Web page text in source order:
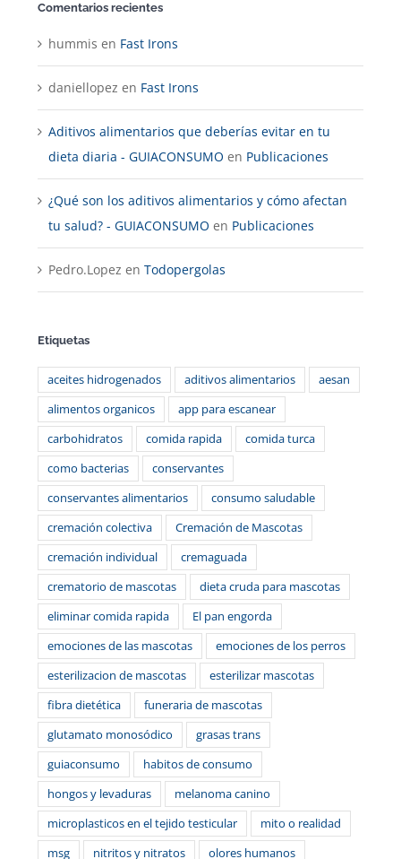
Comentarios recientes
hummis en Fast Irons
daniellopez en Fast Irons
Aditivos alimentarios que deberías evitar en tu
dieta diaria - GUIACONSUMO en Publicaciones
¿Qué son los aditivos alimentarios y cómo afectan
tu salud? - GUIACONSUMO en Publicaciones
Pedro.Lopez en Todopergolas
Etiquetas
aceites hidrogenados aditivos alimentarios
aesan
alimentos organicos
app para escanear
carbohidratos
comida rapida
comida turca
como bacterias
conservantes
conservantes alimentarios
consumo saludable
cremación colectiva
Cremación de Mascotas
cremación individual
cremaguada
crematorio de mascotas
dieta cruda para mascotas
eliminar comida rapida
El pan engorda
emociones de las mascotas
emociones de los perros
esterilizacion de mascotas
esterilizar mascotas
fibra dietética
funeraria de mascotas
glutamato monosódico
grasas trans
guiaconsumo
habitos de consumo
hongos y levaduras
melanoma canino
microplasticos en el tejido testicular
mito o realidad
msg
nitritos y nitratos olores humanos